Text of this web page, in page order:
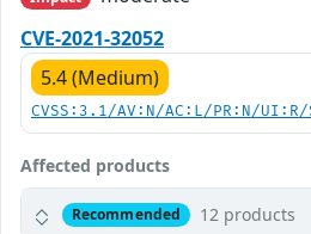
CVE-2021-32052
5.4 (Medium)
CVSS:3.1/AV:N/AC:L/PR:N/
Affected products
Recommended 12 products